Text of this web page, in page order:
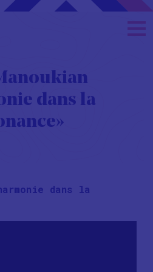
dans la
»
dans la